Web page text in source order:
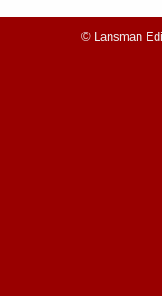
© Lansman